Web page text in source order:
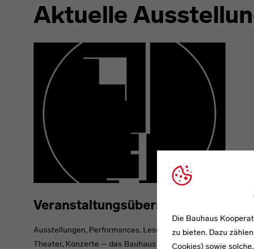
Die Bauhaus
zu bieten. Dazu
Cookies) sowie
Aktuelle
Veranstaltungsübersicht
Ausstellungen, Performances, Lesungen, Tanz,
Theater, Konzerte – das Bauhaus lebt!